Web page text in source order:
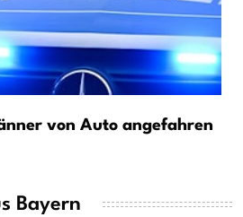
von Auto angefahren
Bayern